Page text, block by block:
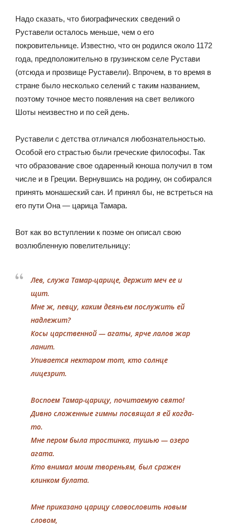
Надо сказать, что биографических сведений о
Руставели осталось меньше, чем о его
покровительнице. Известно, что он родился около 1172
года, предположительно в грузинском селе Рустави
(отсюда и прозвище Руставели). Впрочем, в то время в
стране было несколько селений с таким названием,
поэтому точное место появления на свет великого
Шоты неизвестно и по сей день.
Руставели с детства отличался любознательностью.
Особой его страстью были греческие философы. Так
что образование свое одаренный юноша получил в том
числе и в Греции. Вернувшись на родину, он собирался
принять монашеский сан. И принял бы, не встреться на
его пути Она — царица Тамара.
Вот как во вступлении к поэме он описал свою
возлюбленную повелительницу:
Лев, служа Тамар-царице, держит меч ее и
щит.
Мне ж, певцу, каким деяньем послужить ей
надлежит?
Косы царственной — агаты, ярче лалов жар
ланит.
Упивается нектаром тот, кто солнце
лицезрит.
Воспоем Тамар-царицу, почитаемую свято!
Дивно сложенные гимны посвящал я ей когда-
то.
Мне пером была тростинка, тушью — озеро
агата.
Кто внимал моим твореньям, был сражен
клинком булата.
Мне приказано царицу славословить новым
словом,